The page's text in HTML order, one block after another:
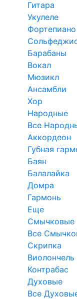
Гитара
Укулеле
Фортепиано
Барабаны
Вокал
Мюзикл
Ансамбли
Хор
Народные
Все
Аккордеон
Губная
Баян
Балалайка
Домра
Гармонь
Еще
Смычковые
Все
Скрипка
Виолончель
Контрабас
Духовые
Все